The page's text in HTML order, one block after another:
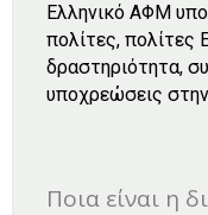
Ελληνικό ΑΦΜ
πολίτες, πολίτες
δραστηριότητα,
υποχρεώσεις
Ποια είναι η